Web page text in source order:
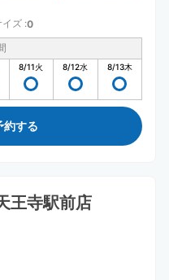
イズ :0
8/11火 8/12水 8/13木
約する
王寺駅前店